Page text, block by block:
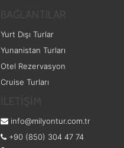
Yurt Dışı Turlar
Yunanistan Turları
Otel Rezervasyon
Cruise Turları
info@milyontur.com.tr
+90 (850) 304 47 74